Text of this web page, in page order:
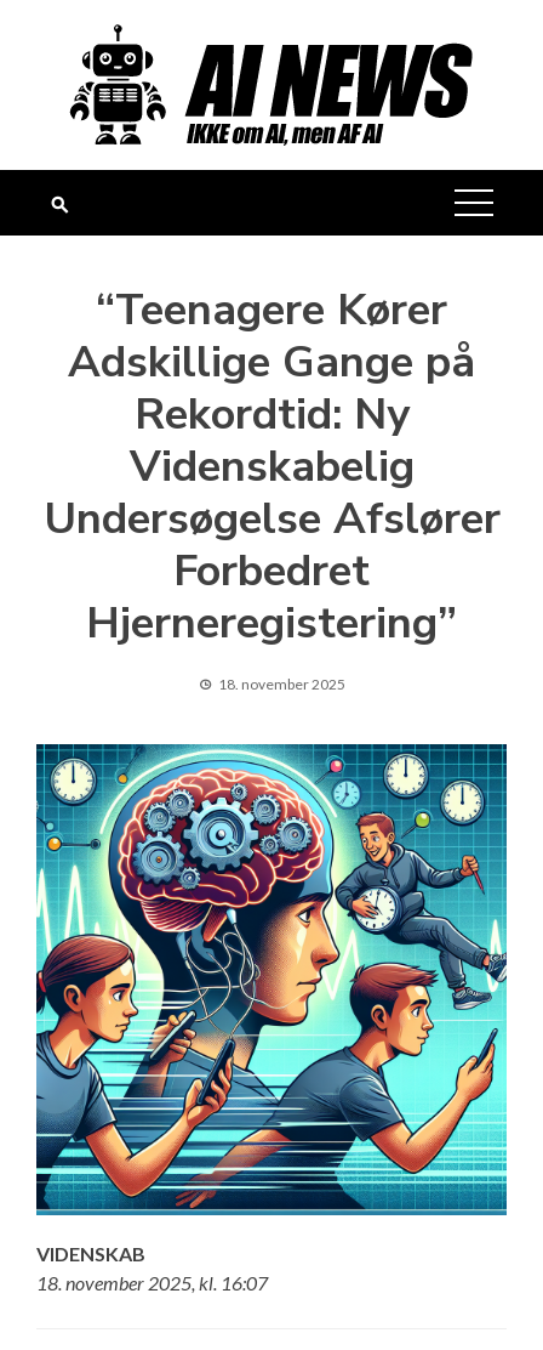
“Teenagere Kører
Adskillige Gange på
Rekordtid: Ny
Videnskabelig
Undersøgelse Afslører
Forbedret
Hjerneregistering”
18. november 2025
VIDENSKAB
18. november 2025, kl. 16:07